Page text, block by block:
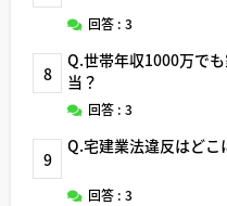
回答 : 3
8
Q.世帯年収1000万で
当？
回答 : 3
9
Q.宅建業法違反はどこ
回答 : 3